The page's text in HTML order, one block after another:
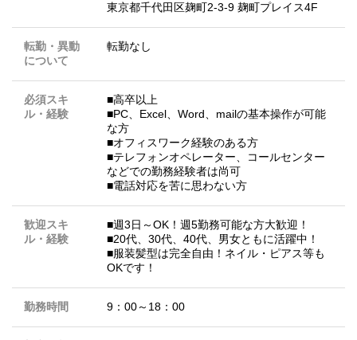
東京都千代田区麹町2-3-9 麹町プレイス4F
転勤・異動
について
転勤なし
必須スキ
ル・経験
■高卒以上
■PC、Excel、Word、mailの基本操作が可能
な方
■オフィスワーク経験のある方
■テレフォンオペレーター、コールセンター
などでの勤務経験者は尚可
■電話対応を苦に思わない方
歓迎スキ
ル・経験
■週3日～OK！週5勤務可能な方大歓迎！
■20代、30代、40代、男女ともに活躍中！
■服装髪型は完全自由！ネイル・ピアス等も
OKです！
勤務時間 9：00～18：00